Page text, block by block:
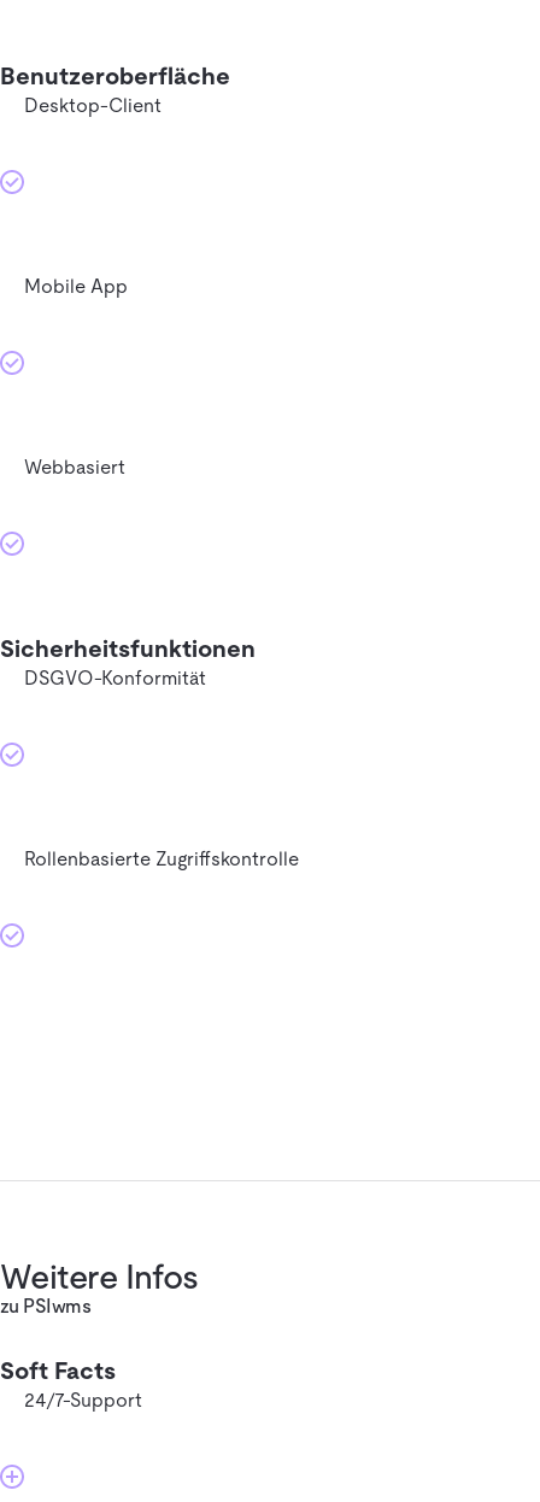
Benutzeroberfläche
Desktop-Client
Mobile App
Webbasiert
Sicherheitsfunktionen
DSGVO-Konformität
Rollenbasierte Zugriffskontrolle
Weitere Infos
zu PSIwms
Soft Facts
24/7-Support